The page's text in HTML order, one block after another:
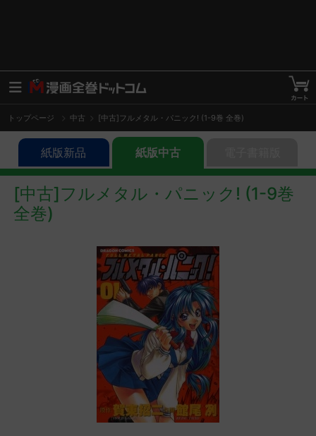
トップページ 中古 [中古]フルメタル・パニック! (1-9巻 全巻)
紙版新品 紙版中古
[中古]フルメタル・パニック! (1-9巻
全巻)